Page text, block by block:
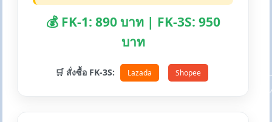
💰 FK-1: 890 บาท | FK-3S: 950
บาท
🛒 สั่งซื้อ FK-3S: Lazada Shopee